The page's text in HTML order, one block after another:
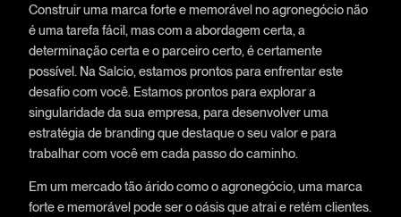
Construir uma marca forte e memorável no agronegócio não
é uma tarefa fácil, mas com a abordagem certa, a
determinação certa e o parceiro certo, é certamente
possível. Na Salcio, estamos prontos para enfrentar este
desafio com você. Estamos prontos para explorar a
singularidade da sua empresa, para desenvolver uma
estratégia de branding que destaque o seu valor e para
trabalhar com você em cada passo do caminho.
Em um mercado tão árido como o agronegócio, uma marca
forte e memorável pode ser o oásis que atrai e retém clientes.